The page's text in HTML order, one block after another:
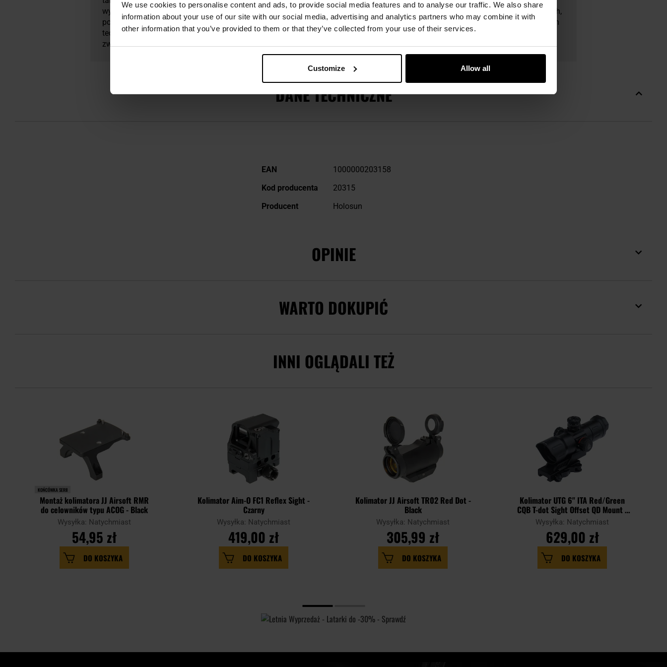
We use cookies to personalise content and ads, to provide social media features and to analyse our traffic. We also share
information about your use of our site with our social media, advertising and analytics partners who may combine it with
other information that you’ve provided to them or that they’ve collected from your use of their services.
Customize Allow all
wybudzanie się przy ruchu) i fenomenalnej żywotności baterii do 100 000 godzin, szybko zdobyły uznanie wśród służb specjalnych,
policji i sportowców. Holosun oferuje kolimatory otwarte i zamknięte, powiększalniki oraz lasery - wszystkie znane z nowoczesnych
technologii i świetnego wykonania. Dodatkowo niektóre zaawansowane wersje powstają w obudowach z titanium serii Elite,
zwiększających trwałość i odporność na warunki atmosferyczne.
DANE TECHNICZNE
Więcej
EAN
1000000203158
Kod producenta
20315
Producent
Holosun
OPINIE
WARTO DOKUPIĆ
INNI OGLĄDALI TEŻ
KOŃCÓWKA SERII
Montaż kolimatora JJ Airsoft RMR
do celowników typu ACOG - Black
Wysyłka: Natychmiast
54,95 zł
DO KOSZYKA
Kolimator Aim-O FC1 Reflex Sight -
Czarny
Wysyłka: Natychmiast
419,00 zł
DO KOSZYKA
Kolimator JJ Airsoft TR02 Red Dot -
Black
Wysyłka: Natychmiast
305,99 zł
DO KOSZYKA
Kolimator UTG 6" ITA Red/Green
CQB T-dot Sight Offset QD Mount -
Black
Wysyłka: Natychmiast
629,00 zł
DO KOSZYKA